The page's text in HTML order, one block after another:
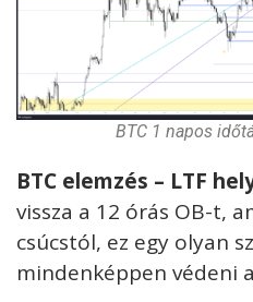
BTC 1 napos
BTC elemzés – LTF
vissza a 12 órás OB-t,
csúcstól, ez egy olyan
mindenképpen védeni